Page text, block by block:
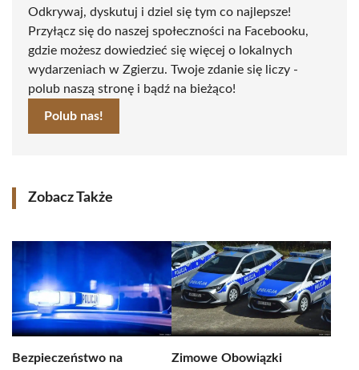
Odkrywaj, dyskutuj i dziel się tym co najlepsze!
Przyłącz się do naszej społeczności na Facebooku,
gdzie możesz dowiedzieć się więcej o lokalnych
wydarzeniach w Zgierzu. Twoje zdanie się liczy -
polub naszą stronę i bądź na bieżąco!
Polub nas!
Zobacz Także
Bezpieczeństwo na Zimowe Obowiązki